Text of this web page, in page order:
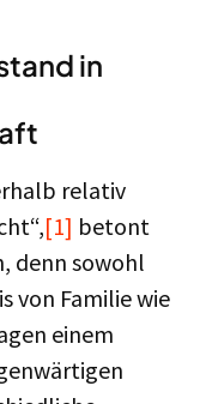
in
relativ
[1] betont
denn sowohl
von Familie wie
einem